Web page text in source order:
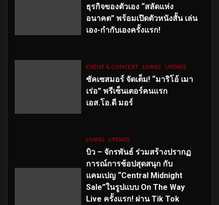
ธุรกิจของตัวเอง “สลัดแห่ง
อนาคต” พร้อมเปิดตัวหนังสั้น เล่น
เอง-กำกับเองครั้งแรก!
EVENT & CONCERT LIVING UPDATE
ซัคเซสมอร์ จัดเต็ม! “มาริโอ้ เมา
เร่อ” พรีเซ็นเตอร์คนแรก
เอส.โอ.ดี มอร์
LIVING UPDATE
บิว – จักรพันธ์ ร่วมสร้างปรากฏ
การณ์การช้อปสุดสนุก กับ
แคมเปญ “Central Midnight
Sale”ในรูปแบบ On The Way
Live ครั้งแรก! ผ่าน Tik Tok